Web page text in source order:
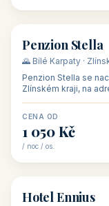
🏡 penzion
Penzion Stella
🌄 Bílé Karpaty ·
Penzion Stella se
Zlínském kraji, na
CENA OD
1 050 Kč
/ noc / os.
🏨 hotel
Hotel Ennius